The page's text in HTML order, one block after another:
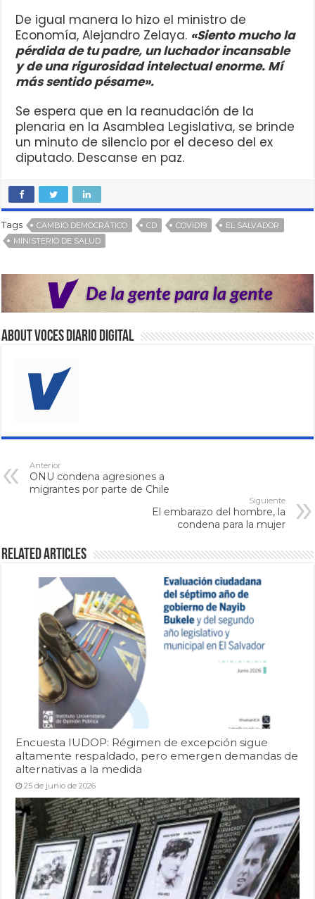
De igual manera lo hizo el ministro de
Economía, Alejandro Zelaya. «Siento mucho la
pérdida de tu padre, un luchador incansable
y de una rigurosidad intelectual enorme. Mí
más sentido pésame».
Se espera que en la reanudación de la
plenaria en la Asamblea Legislativa, se brinde
un minuto de silencio por el deceso del ex
diputado. Descanse en paz.
Tags CAMBIO DEMOCRÁTICO CD COVID19
EL SALVADOR
MINISTERIO DE SALUD
About VOCES Diario digital
Anterior
ONU condena agresiones a
migrantes por parte de Chile
Siguiente
El embarazo del hombre, la
condena para la mujer
Related Articles
Encuesta IUDOP: Régimen de excepción sigue
altamente respaldado, pero emergen demandas de
alternativas a la medida
25 de junio de 2026